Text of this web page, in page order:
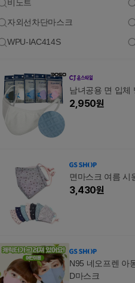
비노트
자외선차단마스크
WPU-IAC414S
남녀공용 면 입체
2,950원
면마스크 여름 시
3,430원
N95 네오프렌 아
D마스크